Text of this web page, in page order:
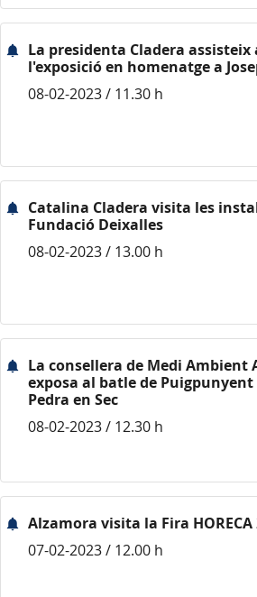
La presidenta Cladera
l'exposició en homenatge a
08-02-2023 / 11.30 h
Catalina Cladera visita les
Fundació Deixalles
08-02-2023 / 13.00 h
La consellera de Medi Ambient
exposa al batle de
Pedra en Sec
08-02-2023 / 12.30 h
Alzamora visita la Fira HORECA
07-02-2023 / 12.00 h